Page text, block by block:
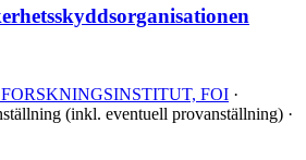
FOI ·
(inkl. eventuell provanställning) ·